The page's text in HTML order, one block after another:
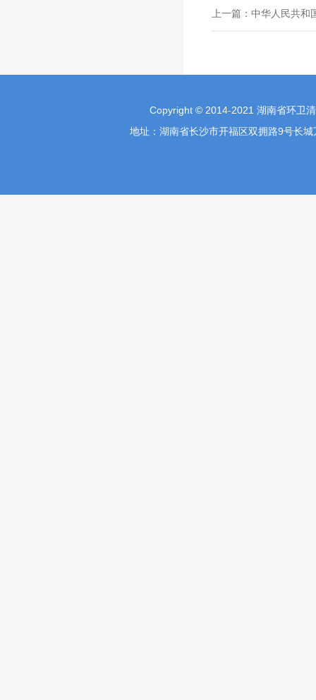
上一篇： 中华人民共和
Copyright © 2014-2021 湖南省环
地址：湖南省长沙市开福区双拥路9号